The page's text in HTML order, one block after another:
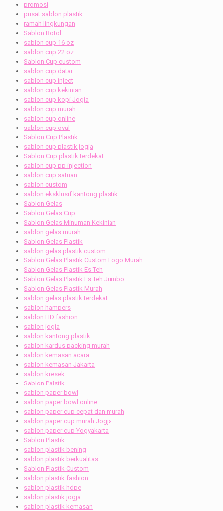
promosi
pusat sablon plastik
ramah lingkungan
Sablon Botol
sablon cup 16 oz
sablon cup 22 oz
Sablon Cup custom
sablon cup datar
sablon cup inject
sablon cup kekinian
sablon cup kopi Jogja
sablon cup murah
sablon cup online
sablon cup oval
Sablon Cup Plastik
sablon cup plastik jogja
Sablon Cup plastik terdekat
sablon cup pp injection
sablon cup satuan
sablon custom
sablon eksklusif kantong plastik
Sablon Gelas
Sablon Gelas Cup
Sablon Gelas Minuman Kekinian
sablon gelas murah
Sablon Gelas Plastik
sablon gelas plastik custom
Sablon Gelas Plastik Custom Logo Murah
Sablon Gelas Plastik Es Teh
Sablon Gelas Plastik Es Teh Jumbo
Sablon Gelas Plastik Murah
sablon gelas plastik terdekat
sablon hampers
sablon HD fashion
sablon jogja
sablon kantong plastik
sablon kardus packing murah
sablon kemasan acara
sablon kemasan Jakarta
sablon kresek
Sablon Palstik
sablon paper bowl
sablon paper bowl online
sablon paper cup cepat dan murah
sablon paper cup murah Jogja
sablon paper cup Yogyakarta
Sablon Plastik
sablon plastik bening
sablon plastik berkualitas
Sablon Plastik Custom
sablon plastik fashion
sablon plastik hdpe
sablon plastik jogja
sablon plastik kemasan